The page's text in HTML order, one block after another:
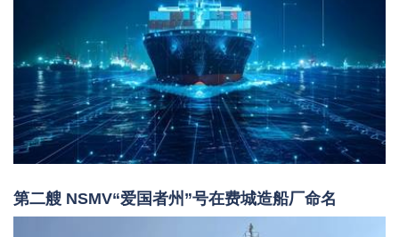
第二艘 NSMV“爱国者州”号在费城造船厂命名